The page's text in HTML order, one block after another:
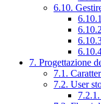
6.10.
7. Progettazione
7.1.
7.2. User